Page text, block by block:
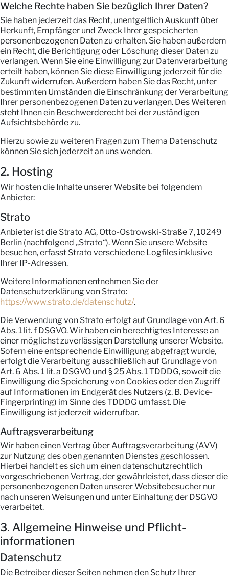
Welche Rechte haben Sie bezüglich Ihrer Daten?
Sie haben jederzeit das Recht, unentgeltlich Auskunft über
Herkunft, Empfänger und Zweck Ihrer gespeicherten
personenbezogenen Daten zu erhalten. Sie haben außerdem
ein Recht, die Berichtigung oder Löschung dieser Daten zu
verlangen. Wenn Sie eine Einwilligung zur Datenverarbeitung
erteilt haben, können Sie diese Einwilligung jederzeit für die
Zukunft widerrufen. Außerdem haben Sie das Recht, unter
bestimmten Umständen die Einschränkung der Verarbeitung
Ihrer personenbezogenen Daten zu verlangen. Des Weiteren
steht Ihnen ein Beschwerderecht bei der zuständigen
Aufsichtsbehörde zu.
Hierzu sowie zu weiteren Fragen zum Thema Datenschutz
können Sie sich jederzeit an uns wenden.
2. Hosting
Wir hosten die Inhalte unserer Website bei folgendem
Anbieter:
Strato
Anbieter ist die Strato AG, Otto-Ostrowski-Straße 7, 10249
Berlin (nachfolgend „Strato“). Wenn Sie unsere Website
besuchen, erfasst Strato verschiedene Logfiles inklusive
Ihrer IP-Adressen.
Weitere Informationen entnehmen Sie der
Datenschutzerklärung von Strato:
https://www.strato.de/datenschutz/.
Die Verwendung von Strato erfolgt auf Grundlage von Art. 6
Abs. 1 lit. f DSGVO. Wir haben ein berechtigtes Interesse an
einer möglichst zuverlässigen Darstellung unserer Website.
Sofern eine entsprechende Einwilligung abgefragt wurde,
erfolgt die Verarbeitung ausschließlich auf Grundlage von
Art. 6 Abs. 1 lit. a DSGVO und § 25 Abs. 1 TDDDG, soweit die
Einwilligung die Speicherung von Cookies oder den Zugriff
auf Informationen im Endgerät des Nutzers (z. B. Device-
Fingerprinting) im Sinne des TDDDG umfasst. Die
Einwilligung ist jederzeit widerrufbar.
Auftragsverarbeitung
Wir haben einen Vertrag über Auftragsverarbeitung (AVV)
zur Nutzung des oben genannten Dienstes geschlossen.
Hierbei handelt es sich um einen datenschutzrechtlich
vorgeschriebenen Vertrag, der gewährleistet, dass dieser die
personenbezogenen Daten unserer Websitebesucher nur
nach unseren Weisungen und unter Einhaltung der DSGVO
verarbeitet.
3. Allgemeine Hinweise und Pflicht­
informationen
Datenschutz
Die Betreiber dieser Seiten nehmen den Schutz Ihrer